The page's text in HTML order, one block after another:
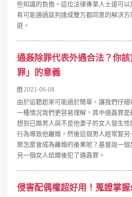
些知識的負擔。這位法律專業人士還可
有可能通過談判達成雙方都同意的解決
庭。
通姦除罪代表外遇合法？你
罪」的意義
2021-06-08
由於這聽起來可能過於簡單，讓我們仔
一種情況我們更容易理解，其中通姦罪
想到已婚男人與不是他妻子的女人發生
行為導致他離婚，然後這個男人經常娶
罪怎麼會成為離婚的後果呢？基督說一個
另一個女人結婚後犯了通姦罪。
侵害配偶權超好用！蒐證掌